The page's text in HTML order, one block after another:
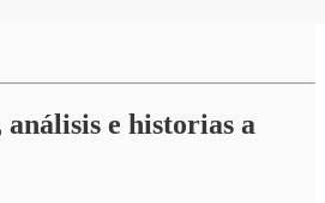
análisis e historias a